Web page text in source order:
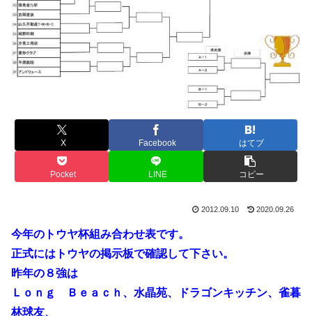
X Facebook はてブ
Pocket LINE コピー
2012.09.10 2020.09.26
今年のトウヤ杯組み合わせ表です。
正式にはトウヤの掲示板で確認して下さい。
昨年の８強は
Ｌｏｎｇ Ｂｅａｃｈ、水晶苑、ドラゴンキッチン、雀暮
林球友、